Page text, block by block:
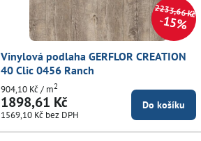
2233,66 Kč
15%
Vinylová podlaha GERFLOR CREATION
40 Clic 0456 Ranch
1898,61 Kč
1569,10 Kč bez DPH
904,10 Kč/ m2
Do košíku